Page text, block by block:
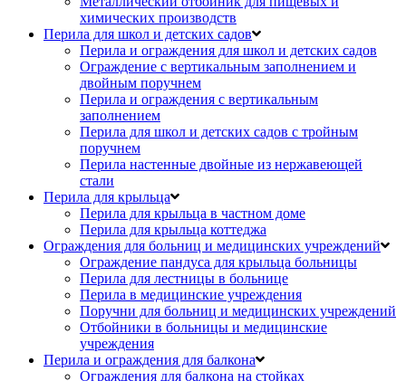
химических производств
Перила для школ и детских садов
Перила и ограждения для школ и детских садов
Ограждение с вертикальным заполнением и
двойным поручнем
Перила и ограждения с вертикальным
заполнением
Перила для школ и детских садов с тройным
поручнем
Перила настенные двойные из нержавеющей
стали
Перила для крыльца
Перила для крыльца в частном доме
Перила для крыльца коттеджа
Ограждения для больниц и медицинских учреждений
Ограждение пандуса для крыльца больницы
Перила для лестницы в больнице
Перила в медицинские учреждения
Поручни для больниц и медицинских учреждений
Отбойники в больницы и медицинские
учреждения
Перила и ограждения для балкона
Ограждения для балкона на стойках